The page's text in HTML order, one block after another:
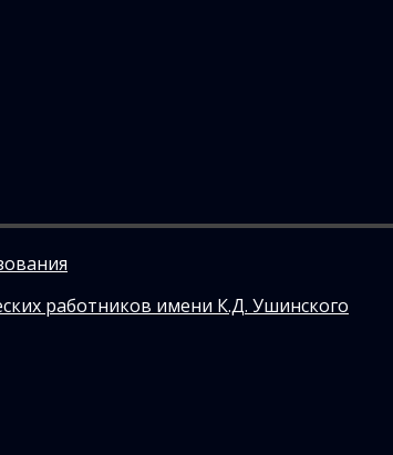
работников имени К.Д. Ушинского